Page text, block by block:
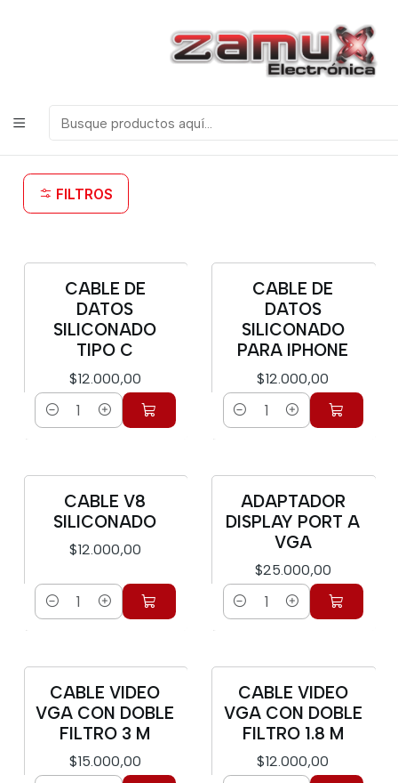
ELECTRONICOS, ROBOTICA & TECNOLOGIA
Tecnologia Cables
Cables
FILTROS
CABLE DE
DATOS
SILICONADO
TIPO C
$12.000,00
Cantidad
CABLE DE
DATOS
SILICONADO
PARA IPHONE
$12.000,00
Cantidad
CABLE V8
SILICONADO
$12.000,00
Cantidad
ADAPTADOR
DISPLAY PORT A
VGA
$25.000,00
Cantidad
CABLE VIDEO
VGA CON DOBLE
FILTRO 3 M
$15.000,00
CABLE VIDEO
VGA CON DOBLE
FILTRO 1.8 M
$12.000,00